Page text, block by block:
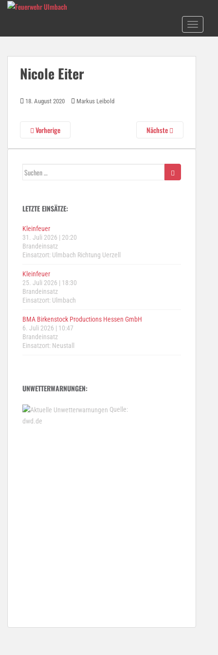
Skip to main content
TOGGLE
Nicole Eiter
18. August 2020 Markus Leibold
Vorherige Nächste
Suchen
LETZTE EINSÄTZE:
Kleinfeuer
31. Juli 2026 | 20:20
Brandeinsatz
Einsatzort: Ulmbach Richtung Uerzell
Kleinfeuer
25. Juli 2026 | 18:30
Brandeinsatz
Einsatzort: Ulmbach
BMA Birkenstock Productions Hessen GmbH
6. Juli 2026 | 10:47
Brandeinsatz
Einsatzort: Neustall
UNWETTERWARNUNGEN:
Quelle:
dwd.de